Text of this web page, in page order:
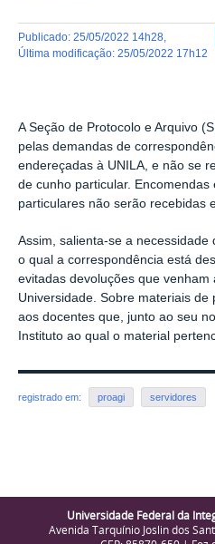
publicado: 25/05/2022 14h28
última modificação: 25/05/2022 17h12
A Seção de Protocolo e Arquivo
pelas demandas de
endereçadas à UNILA, e não se
de cunho particular. Encomendas
particulares não serão recebidas
Assim, salienta-se a
o qual a correspondência está
evitadas devoluções que
Universidade. Sobre materiais de
aos docentes que, junto ao seu
Instituto ao qual o material
registrado em: proagi servidores
Universidade Federal da
Avenida Tarquínio Joslin dos